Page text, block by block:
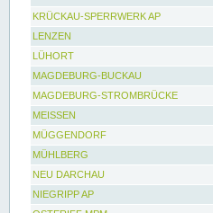
KRÜCKAU-SPERRWERK AP
LENZEN
LÜHORT
MAGDEBURG-BUCKAU
MAGDEBURG-STROMBRÜCKE
MEISSEN
MÜGGENDORF
MÜHLBERG
NEU DARCHAU
NIEGRIPP AP